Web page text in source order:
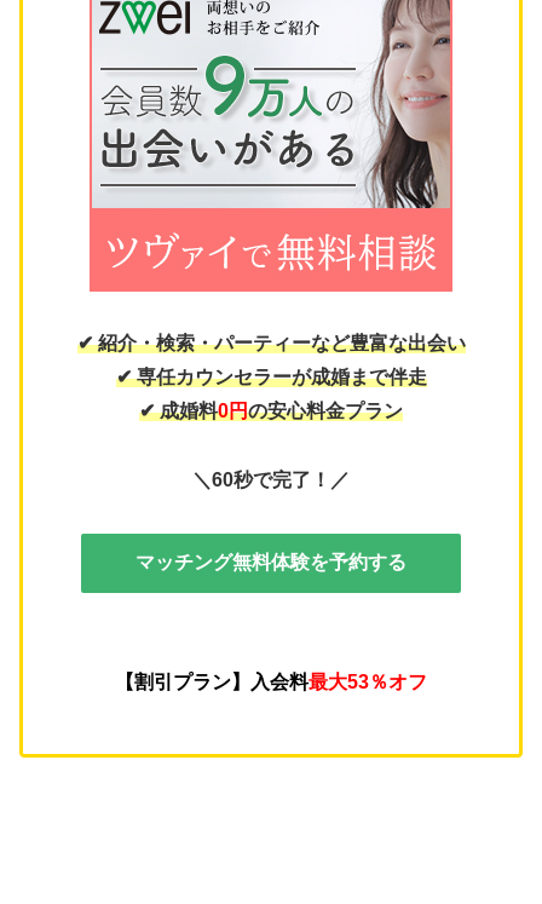
✔ 紹介・検索・パーティーなど豊富な出会い
✔ 専任カウンセラーが成婚まで伴走
✔ 成婚料0円の安心料金プラン
＼60秒で完了！／
マッチング無料体験を予約する
【割引プラン】入会料最大53％オフ